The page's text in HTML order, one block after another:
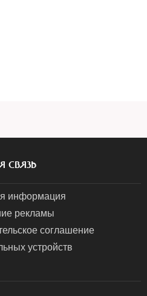
СВЯЗЬ
информация
рекламы
соглашение
устройств